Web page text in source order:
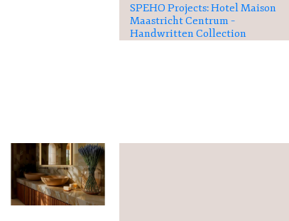
SPEHO Projects: Hotel Maison
Maastricht Centrum –
Handwritten Collection